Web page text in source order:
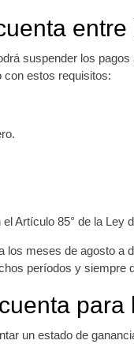
suspender los
con estos requisitos:
Artículo 85° de la
meses de agosto
períodos y
un estado de